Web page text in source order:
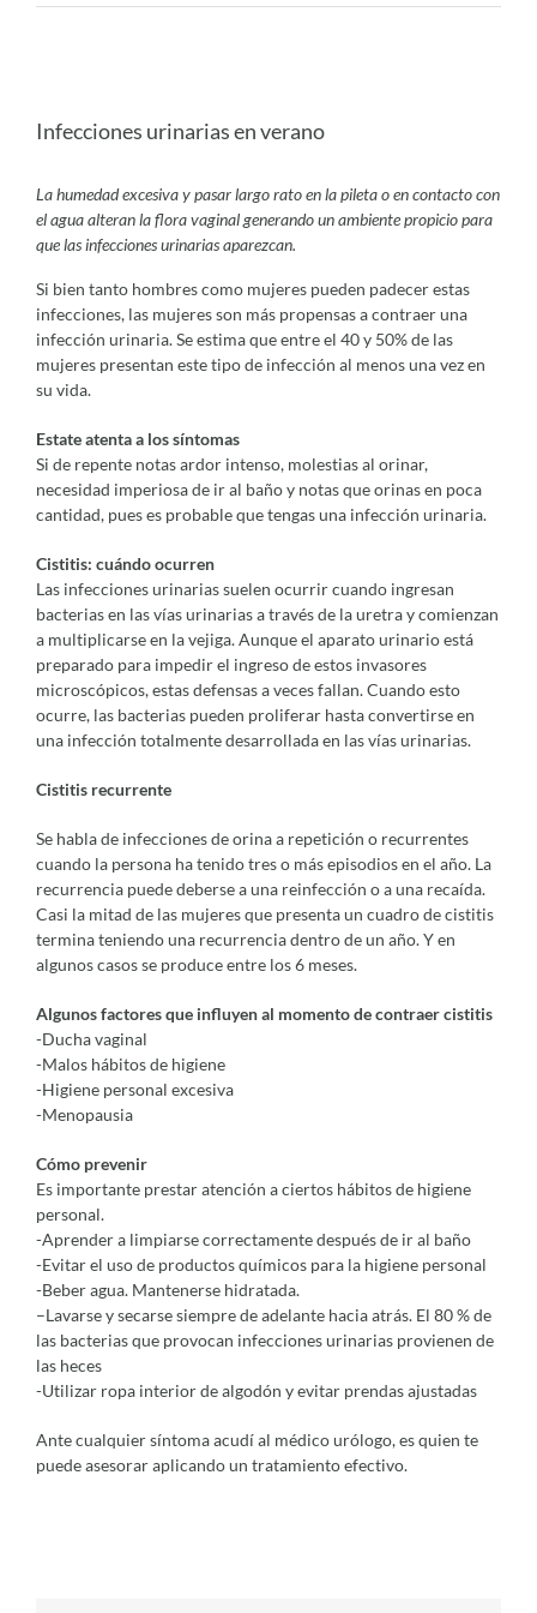
más
Infecciones urinarias en verano
La humedad excesiva y pasar largo rato en la pileta o en contacto con
el agua alteran la flora vaginal generando un ambiente propicio para
que las infecciones urinarias aparezcan.
Si bien tanto hombres como mujeres pueden padecer estas
infecciones, las mujeres son más propensas a contraer una
infección urinaria.Se estima que entre el 40 y 50% de las
mujeres presentan este tipo de infección al menos una vez en
su vida.
Estate atenta a los síntomas
Si de repente notas ardor intenso, molestias al orinar,
necesidad imperiosa de ir al baño y notas que orinas en poca
cantidad, pues es probable que tengas una infección urinaria.
Cistitis: cuándo ocurren
Las infecciones urinarias suelen ocurrir cuando ingresan
bacterias en las vías urinarias a través de la uretra y comienzan
a multiplicarse en la vejiga. Aunque el aparato urinario está
preparado para impedir el ingreso de estos invasores
microscópicos, estas defensas a veces fallan. Cuando esto
ocurre, las bacterias pueden proliferar hasta convertirse en
una infección totalmente desarrollada en las vías urinarias.
Cistitis recurrente
Se habla de infecciones de orina a repetición o recurrentes
cuando la persona ha tenido tres o más episodios en el año. La
recurrencia puede deberse a una reinfección o a una recaída.
Casi la mitad de las mujeres que presenta un cuadro de cistitis
termina teniendo una recurrencia dentro de un año. Y en
algunos casos se produce entre los 6 meses.
Algunos factores que influyen al momento de contraer cistitis
-Ducha vaginal
-Malos hábitos de higiene
-Higiene personal excesiva
-Menopausia
Cómo prevenir
Es importante prestar atención a ciertos hábitos de higiene
personal.
-Aprender a limpiarse correctamente después de ir al baño
-Evitar el uso de productos químicos para la higiene personal
-Beber agua. Mantenerse hidratada.
–Lavarse y secarse siempre de adelante hacia atrás. El 80 % de
las bacterias que provocan infecciones urinarias provienen de
las heces
-Utilizar ropa interior de algodón y evitar prendas ajustadas
Ante cualquier síntoma acudí al médico urólogo, es quien te
puede asesorar aplicando un tratamiento efectivo.